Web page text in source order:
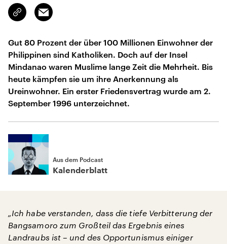
Link
kopieren/teilen
Email
Gut 80 Prozent der über 100 Millionen Einwohner der
Philippinen sind Katholiken. Doch auf der Insel
Mindanao waren Muslime lange Zeit die Mehrheit. Bis
heute kämpfen sie um ihre Anerkennung als
Ureinwohner. Ein erster Friedensvertrag wurde am 2.
September 1996 unterzeichnet.
Aus dem Podcast
Kalenderblatt
„Ich habe verstanden, dass die tiefe Verbitterung der
Bangsamoro zum Großteil das Ergebnis eines
Landraubs ist – und des Opportunismus einiger